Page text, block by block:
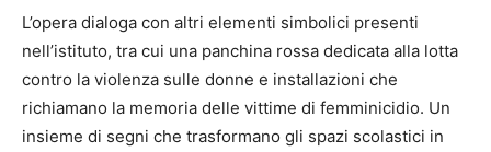
L’opera dialoga con altri elementi simbolici presenti
nell’istituto, tra cui una panchina rossa dedicata alla lotta
contro la violenza sulle donne e installazioni che
richiamano la memoria delle vittime di femminicidio. Un
insieme di segni che trasformano gli spazi scolastici in